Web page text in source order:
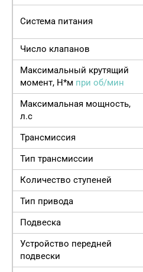
Система питания
Число клапанов
Максимальный крутящий
момент, Н*м при об/мин
Максимальная мощность,
л.с
Трансмиссия
Тип трансмиссии
Количество ступеней
Тип привода
Подвеска
Устройство передней
подвески